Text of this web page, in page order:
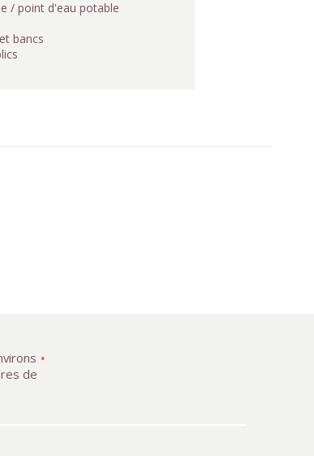
/ point d'eau potable
bancs
de